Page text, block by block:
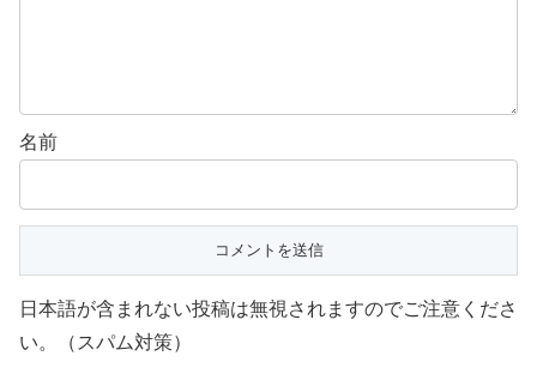
名前
日本語が含まれない投稿は無視されますのでご注意くださ
い。（スパム対策）